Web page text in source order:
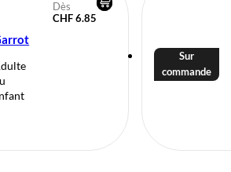
Dès
CHF 6.85
Sur
commande